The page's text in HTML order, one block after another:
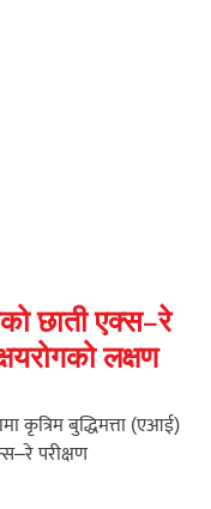
छाती एक्स–रे
लक्षण
कृत्रिम बुद्धिमत्ता (एआई)
परीक्षण